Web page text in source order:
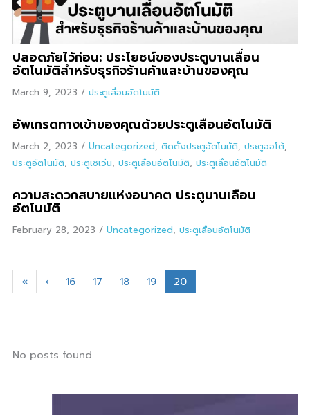
ปลอดภัยไว้ก่อน: ประโยชน์ของประตูบานเลื่อน
อัตโนมัติสำหรับธุรกิจร้านค้าและบ้านของคุณ
March 9, 2023 / ประตูเลื่อนอัตโนมัติ
อัพเกรดทางเข้าของคุณด้วยประตูเลื่อนอัตโนมัติ
March 2, 2023 / Uncategorized, ติดตั้งประตูอัตโนมัติ, ประตูออโต้,
ประตูอัตโนมัติ, ประตูเซเว่น, ประตูเลื่อนอัตโนมัติ, ประตูเลื่อนอัตโนมัติ
ความสะดวกสบายแห่งอนาคต ประตูบานเลื่อน
อัตโนมัติ
February 28, 2023 / Uncategorized, ประตูเลื่อนอัตโนมัติ
« ‹ 16 17 18 19 20
No posts found.